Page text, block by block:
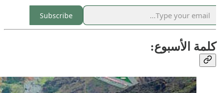
Subscribe
كلمة الأسبوع: